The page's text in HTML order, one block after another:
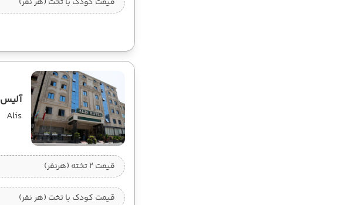
آلیس
Alis
قیمت 2 تخته (هرنفر)
قیمت کودک با تخت (هر نفر)